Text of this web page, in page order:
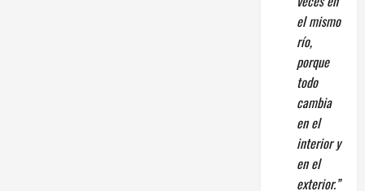
el mismo
río,
porque
todo
cambia
en el
interior y
en el
exterior.”